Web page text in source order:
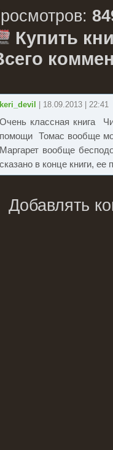
:
Купить
keri_devil | 18.09.2013 | 22:41
Очень классная книга
помощи Томас вообще
Маргарет вообще
сказано в конце книги,
Добавлять